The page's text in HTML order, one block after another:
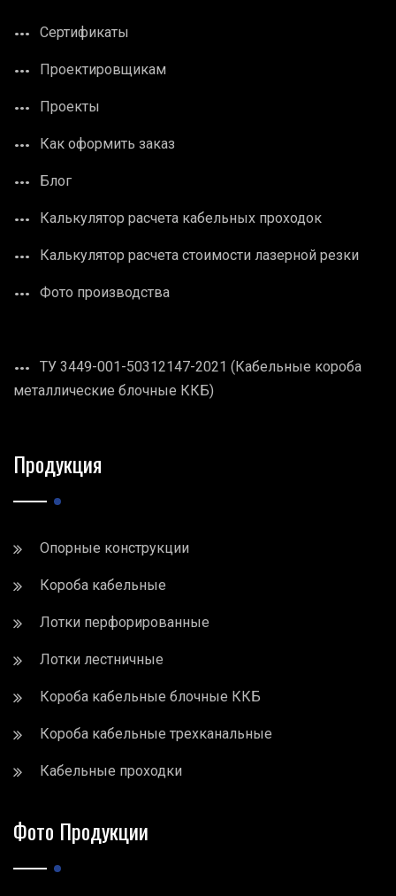
Сертификаты
Проектировщикам
Проекты
Как оформить заказ
Блог
Калькулятор расчета кабельных проходок
Калькулятор расчета стоимости лазерной резки
Фото производства
ТУ 3449-001-50312147-2021 (Кабельные короба
металлические блочные ККБ)
Продукция
Опорные конструкции
Короба кабельные
Лотки перфорированные
Лотки лестничные
Короба кабельные блочные ККБ
Короба кабельные трехканальные
Кабельные проходки
Фото Продукции